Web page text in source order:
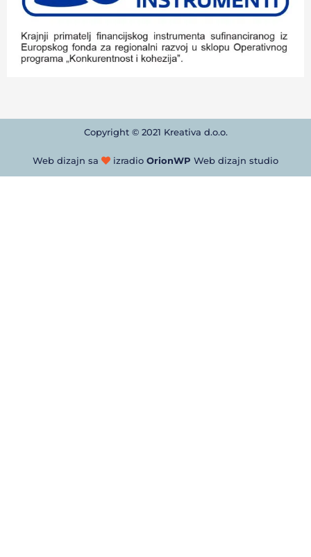
Copyright © 2021 Kreativa d.o.o.
Web dizajn sa izradio OrionWP Web dizajn studio